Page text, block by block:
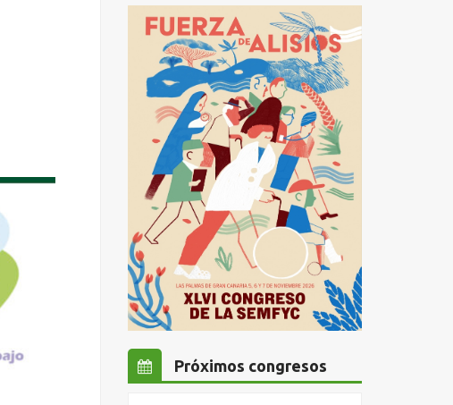
Próximos congresos